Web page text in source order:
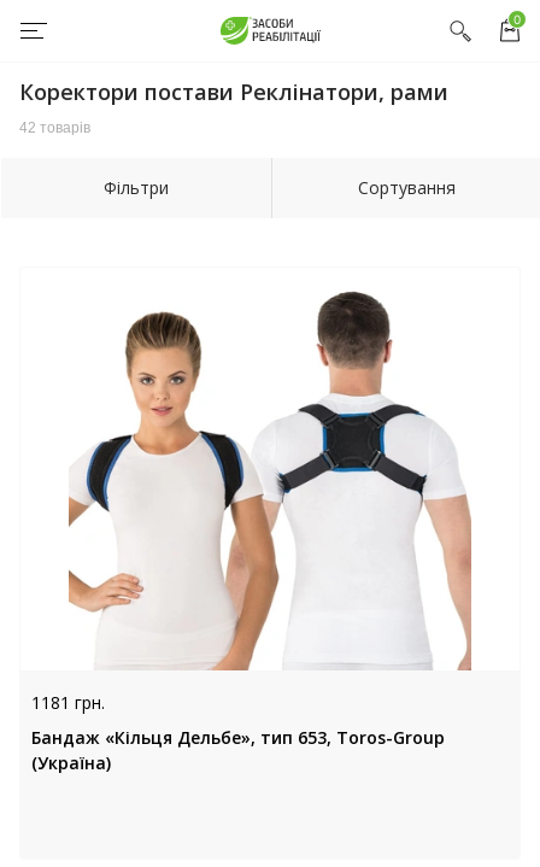
0
Коректори постави Реклінатори, рами
42 товарів
Фільтри Сортування
1181 грн.
Бандаж «Кільця Дельбе», тип 653, Toros-Group
(Україна)